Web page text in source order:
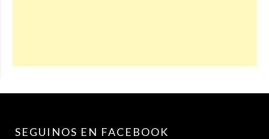
SEGUINOS EN FACEBOOK